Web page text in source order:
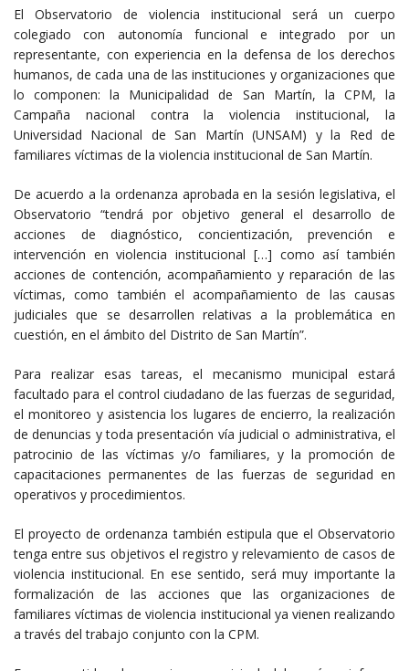
El Observatorio de violencia institucional será un cuerpo
colegiado con autonomía funcional e integrado por un
representante, con experiencia en la defensa de los derechos
humanos, de cada una de las instituciones y organizaciones que
lo componen: la Municipalidad de San Martín, la CPM, la
Campaña nacional contra la violencia institucional, la
Universidad Nacional de San Martín (UNSAM) y la Red de
familiares víctimas de la violencia institucional de San Martín.
De acuerdo a la ordenanza aprobada en la sesión legislativa, el
Observatorio “tendrá por objetivo general el desarrollo de
acciones de diagnóstico, concientización, prevención e
intervención en violencia institucional […] como así también
acciones de contención, acompañamiento y reparación de las
víctimas, como también el acompañamiento de las causas
judiciales que se desarrollen relativas a la problemática en
cuestión, en el ámbito del Distrito de San Martín”.
Para realizar esas tareas, el mecanismo municipal estará
facultado para el control ciudadano de las fuerzas de seguridad,
el monitoreo y asistencia los lugares de encierro, la realización
de denuncias y toda presentación vía judicial o administrativa, el
patrocinio de las víctimas y/o familiares, y la promoción de
capacitaciones permanentes de las fuerzas de seguridad en
operativos y procedimientos.
El proyecto de ordenanza también estipula que el Observatorio
tenga entre sus objetivos el registro y relevamiento de casos de
violencia institucional. En ese sentido, será muy importante la
formalización de las acciones que las organizaciones de
familiares víctimas de violencia institucional ya vienen realizando
a través del trabajo conjunto con la CPM.